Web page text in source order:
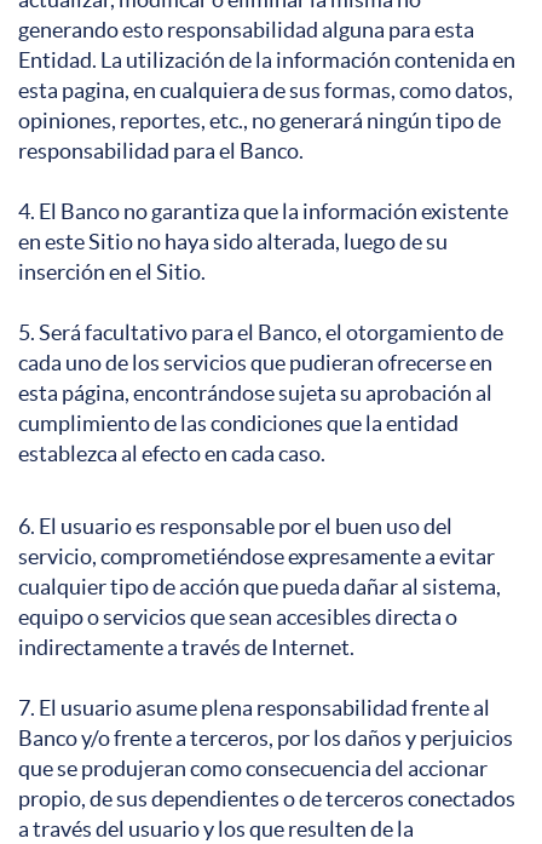
generando esto responsabilidad alguna para esta
Entidad. La utilización de la información contenida en
esta pagina, en cualquiera de sus formas, como datos,
opiniones, reportes, etc., no generará ningún tipo de
responsabilidad para el Banco.
4. El Banco no garantiza que la información existente
en este Sitio no haya sido alterada, luego de su
inserción en el Sitio.
5. Será facultativo para el Banco, el otorgamiento de
cada uno de los servicios que pudieran ofrecerse en
esta página, encontrándose sujeta su aprobación al
cumplimiento de las condiciones que la entidad
establezca al efecto en cada caso.
6. El usuario es responsable por el buen uso del
servicio, comprometiéndose expresamente a evitar
cualquier tipo de acción que pueda dañar al sistema,
equipo o servicios que sean accesibles directa o
indirectamente a través de Internet.
7. El usuario asume plena responsabilidad frente al
Banco y/o frente a terceros, por los daños y perjuicios
que se produjeran como consecuencia del accionar
propio, de sus dependientes o de terceros conectados
a través del usuario y los que resulten de la